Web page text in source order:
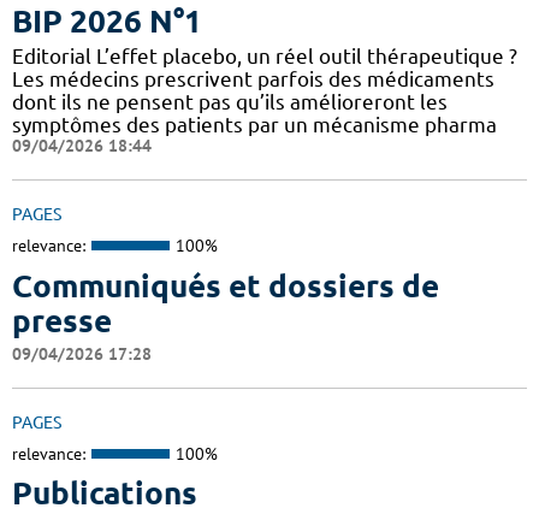
BIP 2026 N°1
Editorial L’effet placebo, un réel outil thérapeutique ?
Les médecins prescrivent parfois des médicaments
dont ils ne pensent pas qu’ils amélioreront les
symptômes des patients par un mécanisme pharma
09/04/2026 18:44
PAGES
relevance: 100%
Communiqués et dossiers de
presse
09/04/2026 17:28
PAGES
relevance: 100%
Publications